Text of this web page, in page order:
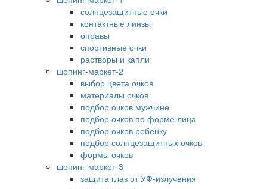
солнцезащитные очки
контактные линзы
оправы
спортивные очки
растворы и капли
шопинг-маркет-2
выбор цвета очков
материалы очков
подбор очков мужчине
подбор очков по форме лица
подбор очков ребёнку
подбор солнцезащитных очков
формы очков
шопинг-маркет-3
защита глаз от УФ-излучения